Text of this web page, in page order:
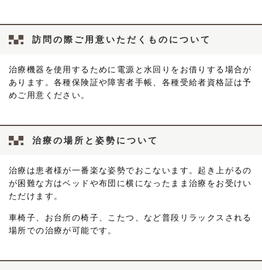
訪問の際ご用意いただくものについて
治療機器を使用するために電源と水回りをお借りする場合が
あります。各種保険証や障害者手帳、各種受給者資格証は予
めご用意ください。
治療の場所と姿勢について
治療は患者様が一番楽な姿勢でおこないます。起き上がるの
が困難な方はベッドや布団に横になったまま治療をお受けい
ただけます。
車椅子、お台所の椅子、こたつ、など普段リラックスされる
場所での治療が可能です。